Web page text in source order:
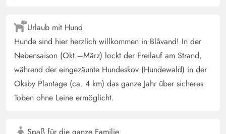
Clars Hetterscheidt
Deutschland
4.5 von 5
4.5 von 5
4.5 out of 5
07/12/2024
Zum 3x im selben Haus! Mehr muss ich wohl nicht sagen
(schreiben)
Torsten Beinlich
Urlaub mit Hund
Hunde sind hier herzlich willkommen in Blåvand! In der
Nebensaison (Okt.–März) lockt der Freilauf am Strand,
während der eingezäunte Hundeskov (Hundewald) in der
Oksby Plantage (ca. 4 km) das ganze Jahr über sicheres
Toben ohne Leine ermöglicht.